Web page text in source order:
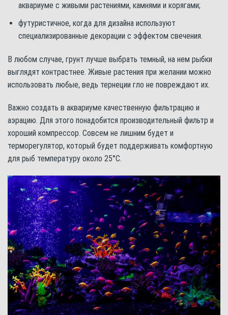
аквариуме с живыми растениями, камнями и корягами;
футуристичное, когда для дизайна используют
специализированные декорации с эффектом свечения.
В любом случае, грунт лучше выбрать темный, на нем рыбки
выглядят контрастнее. Живые растения при желании можно
использовать любые, ведь тернеции гло не повреждают их.
Важно создать в аквариуме качественную фильтрацию и
аэрацию. Для этого понадобится производительный фильтр и
хороший компрессор. Совсем не лишним будет и
терморегулятор, который будет поддерживать комфортную
для рыб температуру около 25°С.